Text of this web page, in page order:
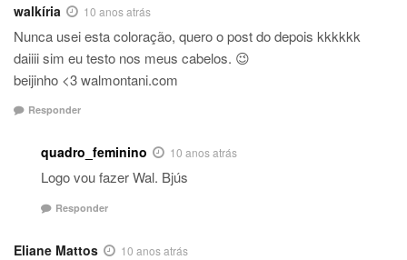
walkíria 10 anos atrás
Nunca usei esta coloração, quero o post do depois kkkkkk
daiiii sim eu testo nos meus cabelos. 😉
beijinho <3 walmontani.com
Responder
quadro_feminino 10 anos atrás
Logo vou fazer Wal. Bjús
Responder
Eliane Mattos 10 anos atrás